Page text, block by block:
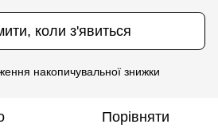
коли з'явиться
накопичувальної знижки
Порівняти